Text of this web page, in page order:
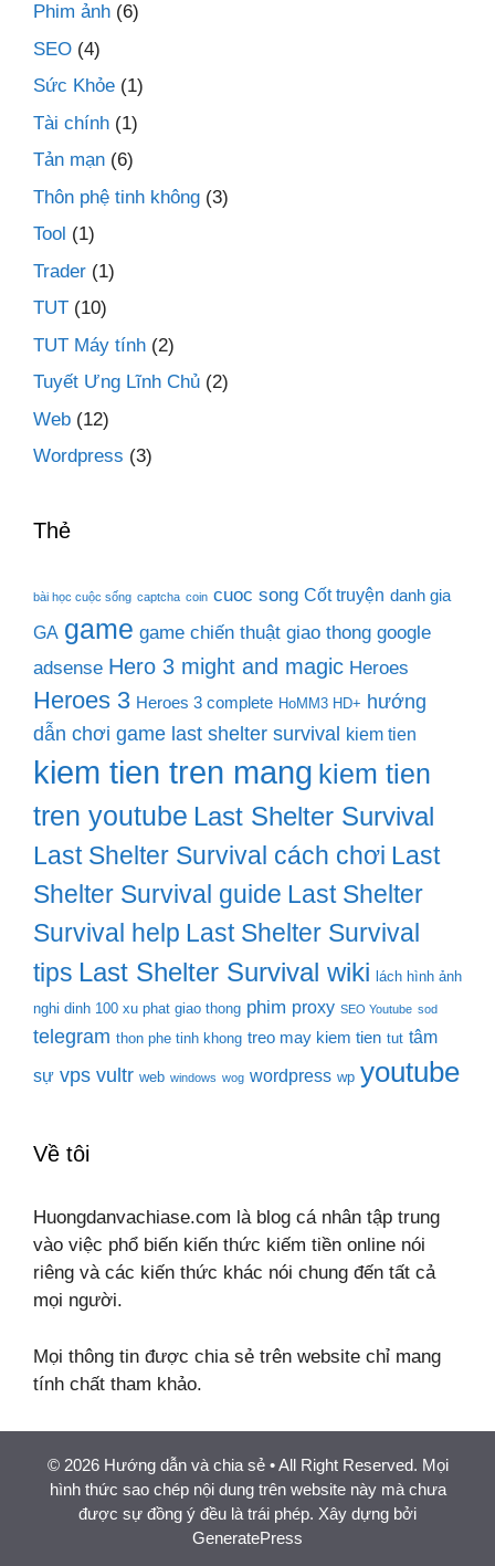
Phim ảnh (6)
SEO (4)
Sức Khỏe (1)
Tài chính (1)
Tản mạn (6)
Thôn phệ tinh không (3)
Tool (1)
Trader (1)
TUT (10)
TUT Máy tính (2)
Tuyết Ưng Lĩnh Chủ (2)
Web (12)
Wordpress (3)
Thẻ
bài học cuộc sống captcha coin cuoc song Cốt truyện danh gia
GA game game chiến thuật giao thong google
adsense Hero 3 might and magic Heroes
Heroes 3 Heroes 3 complete HoMM3 HD+ hướng
dẫn chơi game last shelter survival kiem tien
kiem tien tren mang kiem tien
tren youtube Last Shelter Survival
Last Shelter Survival cách chơi Last
Shelter Survival guide Last Shelter
Survival help Last Shelter Survival
tips Last Shelter Survival wiki lách hình ảnh
nghi dinh 100 xu phat giao thong phim proxy SEO Youtube sod
telegram thon phe tinh khong treo may kiem tien tut tâm
sự vps vultr web windows wog wordpress wp youtube
Về tôi
Huongdanvachiase.com là blog cá nhân tập trung
vào việc phổ biến kiến thức kiếm tiền online nói
riêng và các kiến thức khác nói chung đến tất cả
mọi người.
Mọi thông tin được chia sẻ trên website chỉ mang
tính chất tham khảo.
© 2026 Hướng dẫn và chia sẻ• All Right Reserved. Mọi
hình thức sao chép nội dung trên website này mà chưa
được sự đồng ý đều là trái phép. Xây dựng bởi
GeneratePress